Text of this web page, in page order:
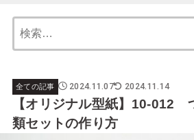
索:
全ての記事 2024.11.07 2024.11.14
【オリジナル型紙】10-012
類セットの作り方